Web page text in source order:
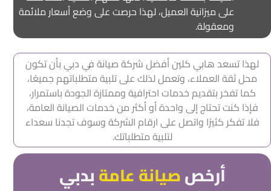
على ميزانية العميل، لهذا حرصت على وضع أسعار ملائمة
ومعقولة.
لهذا تسعد هابي كلين أفضل شركة صيانة في دبي بأن تكون
محل ثقة العملاء، وتعمل لذلك على تلبية متطلباتهم جميعًا،
كما تفخر بتقديم خدمات احترافية وممتازة الجودة باستمرار،
فإذا كنت تحتاج إلى واحدة أو أكثر من خدمات الصيانة العامة،
فلا تفكر كثيرًا واتصل على ارقام الشركة وسوف تجدنا سعداء
لتلبية متطلباتك.
أرخصصيانة عامةبدبي